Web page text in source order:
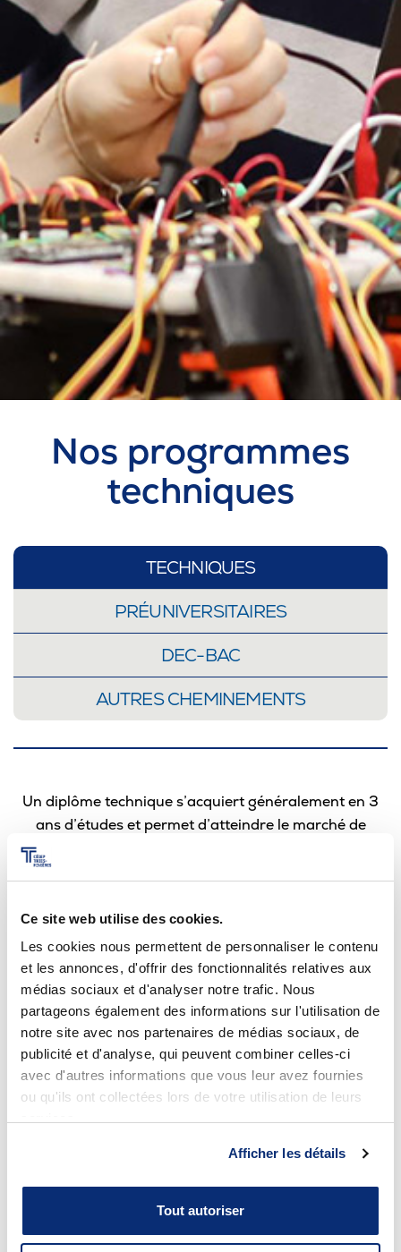
Ce site web utilise des cookies.
Les cookies nous permettent de personnaliser le contenu
et les annonces, d'offrir des fonctionnalités relatives aux
médias sociaux et d'analyser notre trafic. Nous
partageons également des informations sur l'utilisation de
notre site avec nos partenaires de médias sociaux, de
publicité et d'analyse, qui peuvent combiner celles-ci
avec d'autres informations que vous leur avez fournies
ou qu'ils ont collectées lors de votre utilisation de leurs
Afficher les détails
Tout autoriser
Liens utiles
Omnivox
Microsoft 365
Guichet des requêtes
Portail CégepTR
Intranet du personnel
Bottin du personnel
Urgences
Nos programmes
techniques
TECHNIQUES
PRÉUNIVERSITAIRES
DEC-BAC
AUTRES CHEMINEMENTS
Un diplôme technique s’acquiert généralement en 3
ans d’études et permet d’atteindre le marché de
l’emploi rapidement. Une technique a pour but de
former des personnes avec des connaissances
Avec un tel diplôme, tu peux aussi décider de
poursuivre tes études à l’université. Tu pourrais alors
profiter des passerelles universitaires, c’est-à-dire
faire créditer des cours universitaires considérés
équivalents à ceux que tu auras suivis au collégial.
Créativité
Techniques de design d’intérieur